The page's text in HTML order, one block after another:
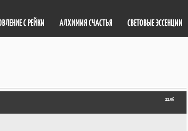
С РЕЙКИ АЛХИМИЯ СЧАСТЬЯ СВЕТОВЫЕ ЭССЕНЦИИ
22:06